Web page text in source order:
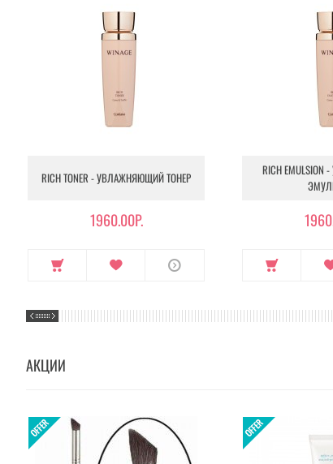
RICH TONER - УВЛАЖНЯЮЩИЙ ТОНЕР
1960.00Р.
RICH
АКЦИИ